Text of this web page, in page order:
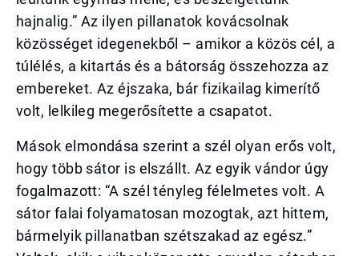
hajnalig.” Az ilyen pillanatok kovácsolnak
közösséget idegenekből – amikor a közös cél, a
túlélés, a kitartás és a bátorság összehozza az
embereket. Az éjszaka, bár fizikailag kimerítő
volt, lelkileg megerősítette a csapatot.
Mások elmondása szerint a szél olyan erős volt,
hogy több sátor is elszállt. Az egyik vándor úgy
fogalmazott: “A szél tényleg félelmetes volt. A
sátor falai folyamatosan mozogtak, azt hittem,
bármelyik pillanatban szétszakad az egész.”